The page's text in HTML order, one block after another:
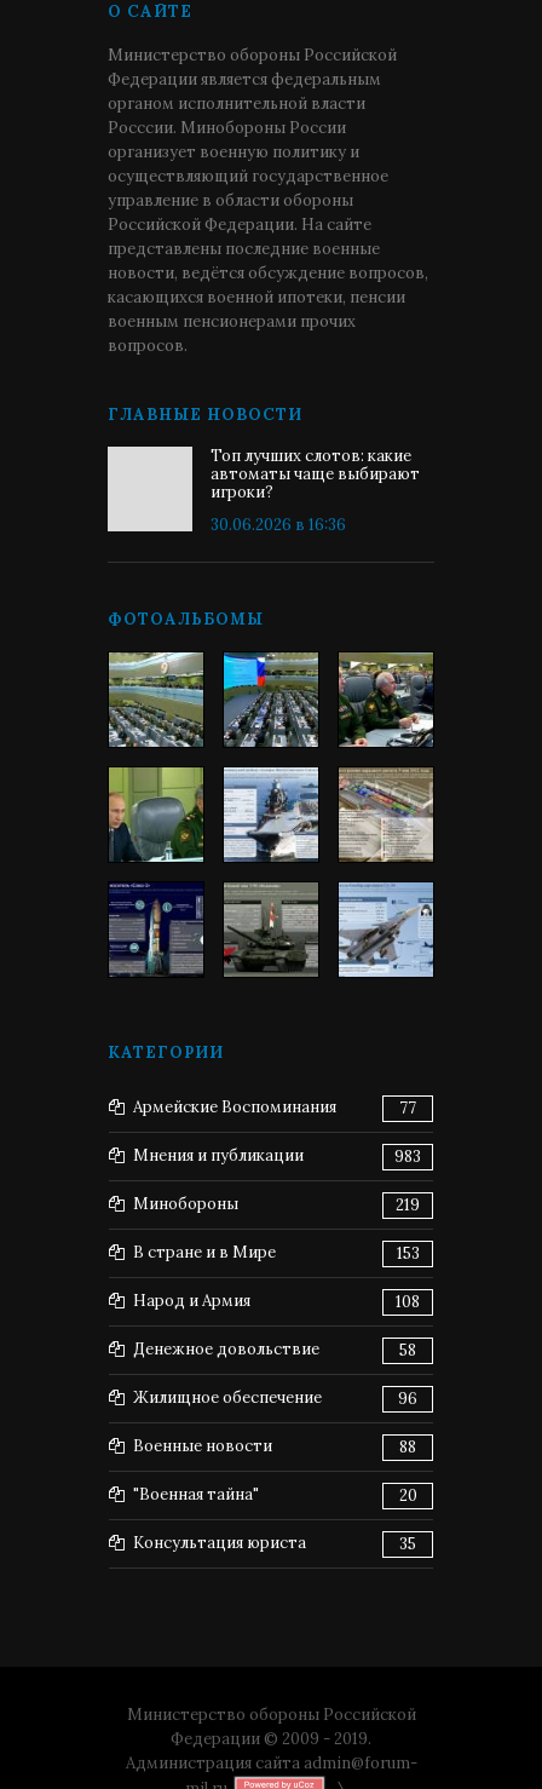
О САЙТЕ
Министерство обороны Российской
Федерации является федеральным
органом исполнительной власти
Росссии. Минобороны России
организует военную политику и
осуществляющий государственное
управление в области обороны
Российской Федерации. На сайте
представлены последние военные
новости, ведётся обсуждение вопросов,
касающихся военной ипотеки, пенсии
военным пенсионерами прочих
вопросов.
ГЛАВНЫЕ НОВОСТИ
Топ лучших слотов: какие
автоматы чаще выбирают
игроки?
30.06.2026 в 16:36
ФОТОАЛЬБОМЫ
КАТЕГОРИИ
Армейские Воспоминания 77
Мнения и публикации 983
Минобороны 219
В стране и в Мире 153
Народ и Армия 108
Денежное довольствие 58
Жилищное обеспечение 96
Военные новости 88
"Военная тайна" 20
Консультация юриста 35
Министерство обороны Российской
Федерации © 2009 - 2019.
Администрация сайта admin@forum-